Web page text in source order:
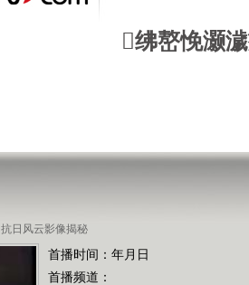
绋嶅悗灏
抗日风云影像揭秘
首播时间：年月日
首播频道：